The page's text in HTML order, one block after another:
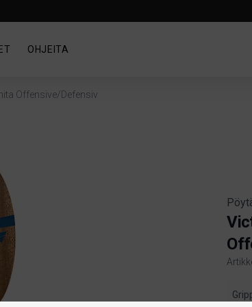
OHJEITA
Offensive/Defensiv